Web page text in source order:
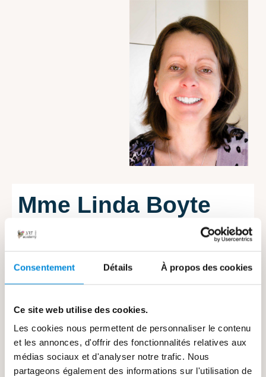
Consentement Détails À propos des cookies
Ce site web utilise des cookies.
Les cookies nous permettent de personnaliser le contenu
et les annonces, d'offrir des fonctionnalités relatives aux
médias sociaux et d'analyser notre trafic. Nous
partageons également des informations sur l'utilisation de
Mme Linda Boyte
🏆 25 années à enseigner
🏆 Mention d'excellence de l'école des beaux arts
Avec plus de 25 ans d’enseignement de la
peinture dont 10 années passées à